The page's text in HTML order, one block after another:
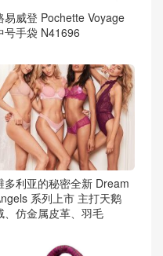
易威登 Pochette Voyage
号手袋 N41696
多利亚的秘密全新 Dream
系列上市 主打天鹅
、仿金属皮革、羽毛